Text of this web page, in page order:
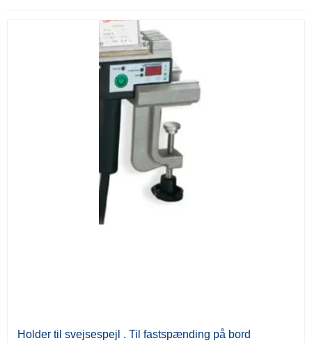
Holder til svejsespejl . Til fastspænding på bord